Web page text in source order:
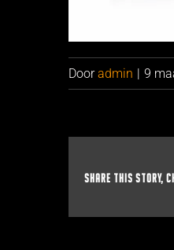
Dooradmin 9
Share This Story,